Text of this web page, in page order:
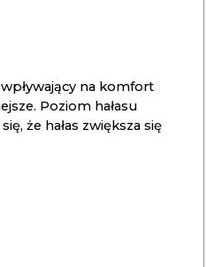
na komfort
Poziom hałasu
że hałas zwiększa się